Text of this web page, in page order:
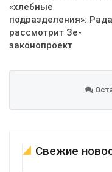
«хлебные
подразделения»: Рада
рассмотрит Зе-
законопроект
Свежие